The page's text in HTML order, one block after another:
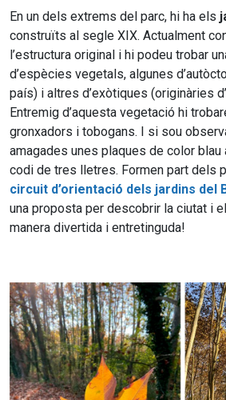
En un dels extrems del parc, hi ha els
construïts al segle XIX. Actualment
l’estructura original i hi podeu trobar
d’espècies vegetals, algunes
país) i altres d’exòtiques (originàries
Entremig d’aquesta vegetació hi
gronxadors i tobogans. I si sou
amagades unes plaques de color blau
codi de tres lletres. Formen part dels
circuit d’orientació dels jardins del
una proposta per descobrir la ciutat i
manera divertida i entretinguda!